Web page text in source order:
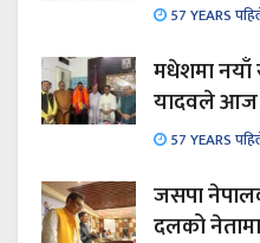
57 YEARS
मधेशमा नयाँ
यादवले आज
57 YEARS
जसपा
दलको